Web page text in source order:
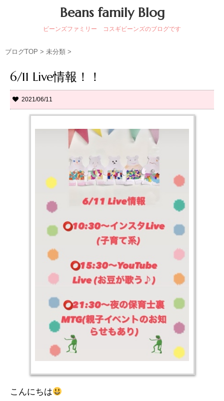
Beans family Blog
ビーンズファミリー コスギビーンズのブログです
ブログTOP > 未分類 >
6/11 Live情報！！
2021/06/11
こんにちは